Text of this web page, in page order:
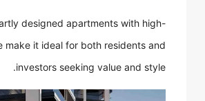
designed apartments with high-
it ideal for both residents and
investors seeking value and style.